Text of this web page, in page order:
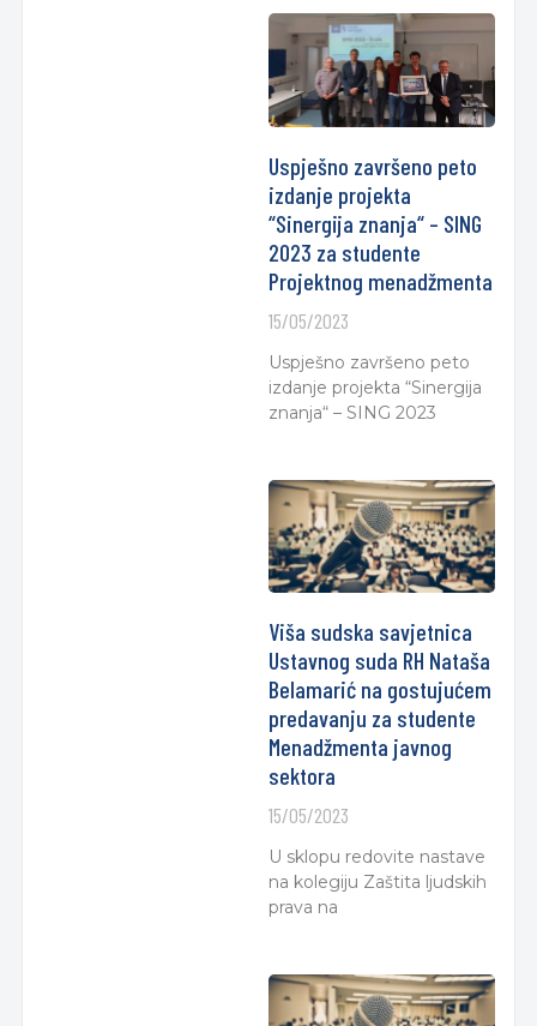
Uspješno završeno peto
izdanje projekta
“Sinergija znanja“ – SING
2023 za studente
Projektnog menadžmenta
15/05/2023
Uspješno završeno peto
izdanje projekta “Sinergija
znanja“ – SING 2023
Viša sudska savjetnica
Ustavnog suda RH Nataša
Belamarić na gostujućem
predavanju za studente
Menadžmenta javnog
sektora
15/05/2023
U sklopu redovite nastave
na kolegiju Zaštita ljudskih
prava na